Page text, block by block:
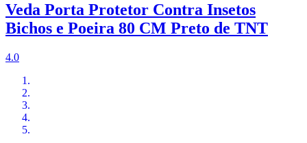
Veda Porta Protetor Contra Insetos
Bichos e Poeira 80 CM Preto de TNT
4.0